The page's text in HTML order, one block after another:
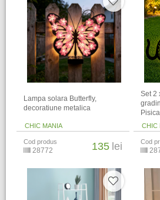
Lampa solara Butterfly,
decoratiune metalica
CHIC MANIA
Cod produs
28772 135 lei
Set 2
Pisica
CHIC
Cod